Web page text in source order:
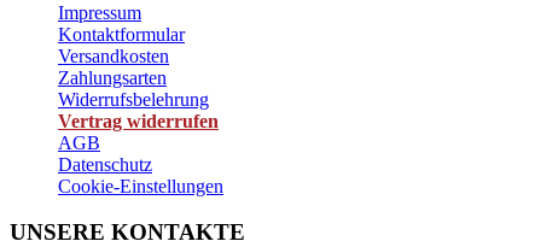
Impressum
Kontaktformular
Versandkosten
Zahlungsarten
Widerrufsbelehrung
Vertrag widerrufen
AGB
Datenschutz
Cookie-Einstellungen
UNSERE KONTAKTE